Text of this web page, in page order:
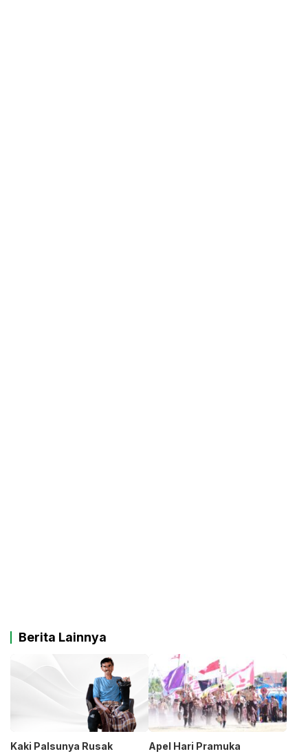
Berita Lainnya
Kaki Palsunya Rusak
Apel Hari Pramuka